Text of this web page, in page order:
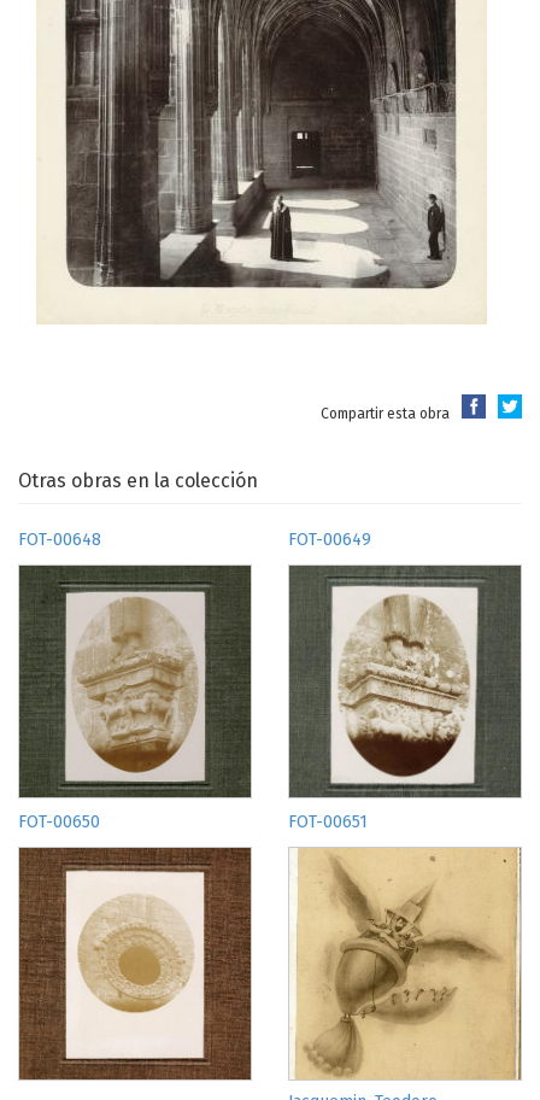
Compartir esta obra
Otras obras en la colección
FOT-00648 FOT-00649
FOT-00650 FOT-00651